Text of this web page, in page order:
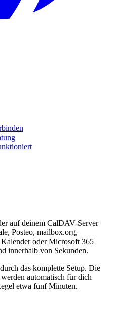
auf deinem CalDAV-Server
Posteo, mailbox.org,
oder Microsoft 365
innerhalb von Sekunden.
das komplette Setup. Die
automatisch für dich
etwa fünf Minuten.